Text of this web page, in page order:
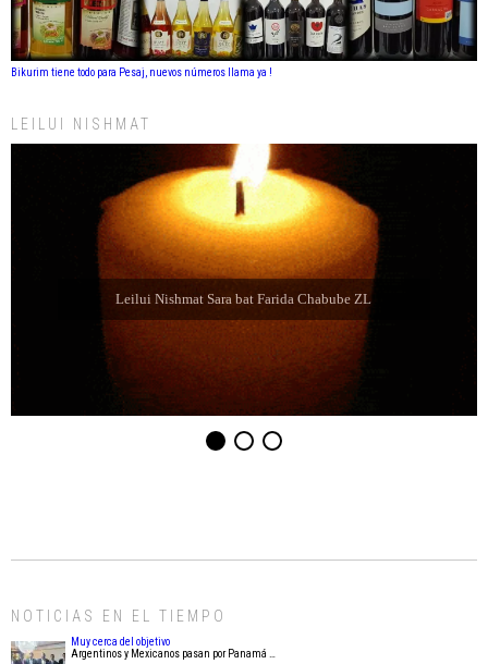
Bikurim tiene todo para Pesaj, nuevos números llama ya !
LEILUI NISHMAT
Leilui Nishmat Refael Shelomo ben Latife Selem ZL
NOTICIAS EN EL TIEMPO
Muy cerca del objetivo
Argentinos y Mexicanos pasan por Panamá …